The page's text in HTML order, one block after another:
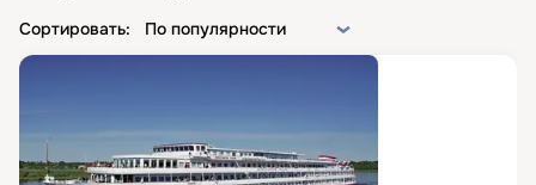
Сортировать: По популярности